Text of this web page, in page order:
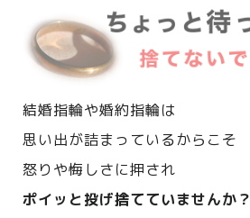
結婚指輪や婚約指輪は
思い出が詰まっているからこそ
怒りや悔しさに押され
ポイッと投げ捨てていませんか？